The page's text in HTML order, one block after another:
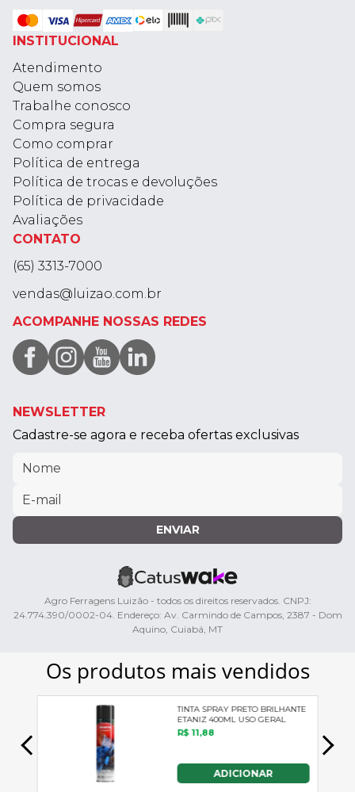
INSTITUCIONAL
Atendimento
Quem somos
Trabalhe conosco
Compra segura
Como comprar
Política de entrega
Política de trocas e devoluções
Política de privacidade
Avaliações
CONTATO
(65) 3313-7000
vendas@luizao.com.br
ACOMPANHE NOSSAS REDES
NEWSLETTER
Cadastre-se agora e receba ofertas exclusivas
ENVIAR
Agro Ferragens Luizão - todos os direitos reservados. CNPJ:
24.774.390/0002-04. Endereço: Av. Carmindo de Campos, 2387 - Dom
Aquino, Cuiabá, MT